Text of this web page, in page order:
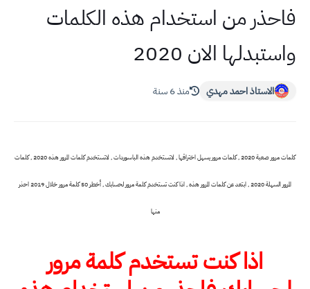
فاحذر من استخدام هذه الكلمات
واستبدلها الان 2020
الاستاذ احمد مهدي منذ 6 سنة
كلمات مرور صعبة 2020 , كلمات مرور يسهل اختراقها , لاتستخدم هذه الباسوردات , لاتستخدم كلمات المرور هذه 2020 , كلمات
المرور السهلة 2020 , ابتعد عن كلمات المرور هذه , اذا كنت تستخدم كلمة مرور لحسابك , أخطر 50 كلمة مرور خلال 2019 احذر
منها
اذا كنت تستخدم كلمة مرور